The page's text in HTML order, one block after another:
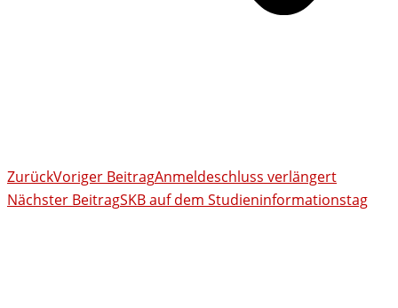
ZurückVoriger BeitragAnmeldeschluss verlängert
Nächster BeitragSKB auf dem Studieninformationstag